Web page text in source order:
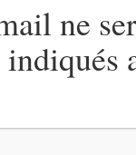
ne